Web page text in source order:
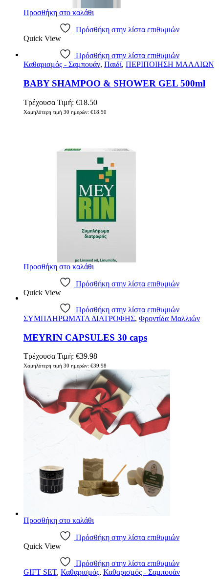
Προσθήκη στο καλάθι
Πρόσθήκη στην λίστα επιθυμιών
Quick View
Πρόσθήκη στην λίστα επιθυμιών
Καθαρισμός - Σαμπουάν, Παιδί, ΠΕΡΙΠΟΙΗΣΗ ΜΑΛΛΙΩΝ
BABY SHAMPOO & SHOWER GEL 500ml
Τρέχουσα Τιμή: €18.50
Χαμηλότερη τιμή 30 ημερών: €18.50
Προσθήκη στο καλάθι
Πρόσθήκη στην λίστα επιθυμιών
Quick View
Πρόσθήκη στην λίστα επιθυμιών
ΣΥΜΠΛΗΡΩΜΑΤΑ ΔΙΑΤΡΟΦΗΣ, Φροντίδα Μαλλιών
MEYRIN CAPSULES 30 caps
Τρέχουσα Τιμή: €39.98
Χαμηλότερη τιμή 30 ημερών: €39.98
Προσθήκη στο καλάθι
Πρόσθήκη στην λίστα επιθυμιών
Quick View
Πρόσθήκη στην λίστα επιθυμιών
GIFT SET, Καθαρισμός, Καθαρισμός - Σαμπουάν